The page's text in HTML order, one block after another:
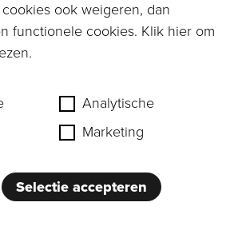
ook weigeren, dan
functionele cookies. Klik hier om
Analytische
Marketing
Selectie accepteren